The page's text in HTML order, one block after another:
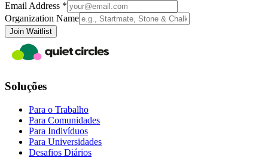
Email Address *
Organization Name
Join Waitlist
Soluções
Para o Trabalho
Para Comunidades
Para Indivíduos
Para Universidades
Desafios Diários